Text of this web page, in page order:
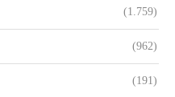
(1.759)
(962)
(191)